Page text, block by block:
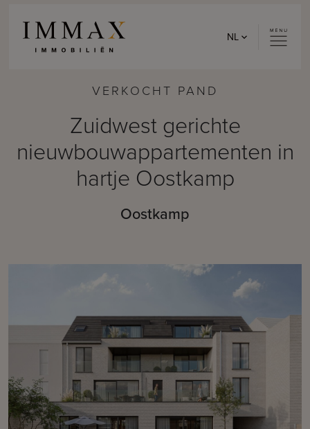
NL
VERKOCHT PAND
Zuidwest gerichte
nieuwbouwappartementen in
hartje Oostkamp
Oostkamp